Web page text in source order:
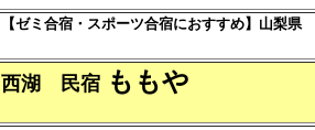
【ゼミ合宿・スポーツ合宿におすすめ】山梨
西湖 民宿 ももや